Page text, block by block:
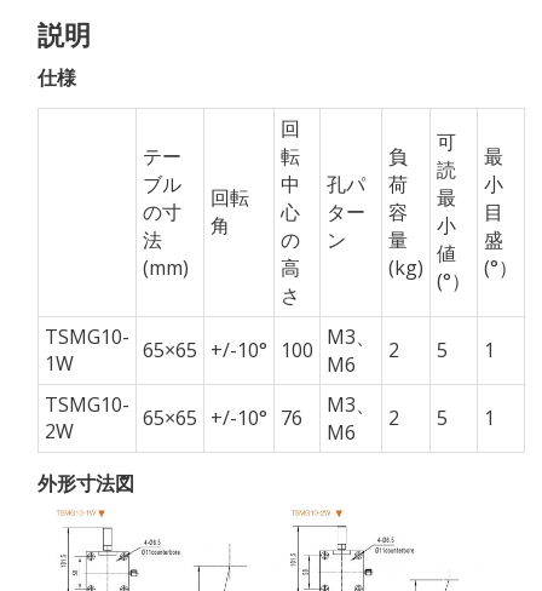
高
さ
100/76mm,
説明
仕様
テー
ブル
の寸
法
(mm)
回転
角
回
転
中
心
の
高
さ
孔パ
ター
ン
負
荷
容
量
(kg)
可
読
最
小
値
(°）
最
小
目
盛
(°）
TSMG10-
1W
65×65 +/-10° 100 M3、
M6
2 5 1
TSMG10-
2W
65×65 +/-10° 76
M3、
M6
2 5 1
外形寸法図